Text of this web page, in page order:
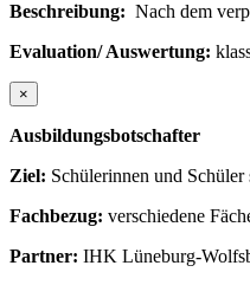
Beschreibung: Nach dem
Evaluation/ Auswertung:
×
Ausbildungsbotschafter
Ziel: Schülerinnen und
Fachbezug: verschiedene
Partner: IHK Lüneburg-